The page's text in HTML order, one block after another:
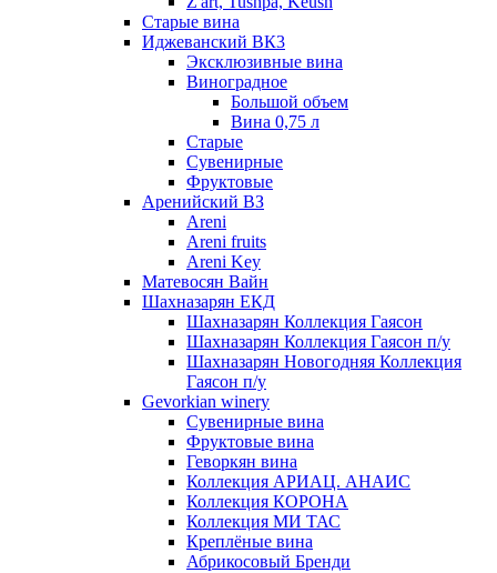
Старые вина
Иджеванский ВК3
Эксклюзивные вина
Виноградное
Большой объем
Вина 0,75 л
Старые
Сувенирные
Фруктовые
Аренийский ВЗ
Areni
Areni fruits
Areni Key
Матевосян Вайн
Шахназарян ЕКД
Шахназарян Коллекция Гаясон
Шахназарян Коллекция Гаясон п/у
Шахназарян Новогодняя Коллекция
Гаясон п/у
Gevorkian winery
Сувенирные вина
Фруктовые вина
Геворкян вина
Коллекция АРИАЦ. АНАИС
Коллекция КОРОНА
Коллекция МИ ТАС
Креплёные вина
Абрикосовый Бренди